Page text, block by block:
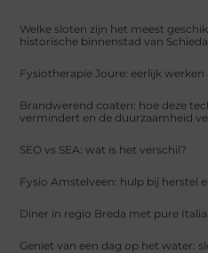
Welke sloten zijn het meest
historische binnenstad van
Fysiotherapie Joure: eerlijk
Brandwerend coaten: hoe deze
vermindert en de duurzaamheid
SEO vs SEA: wat is het verschil?
Fysio Amstelveen: hulp bij herstel
Diner in regio Breda met pure
Geniet van een dag op het water: